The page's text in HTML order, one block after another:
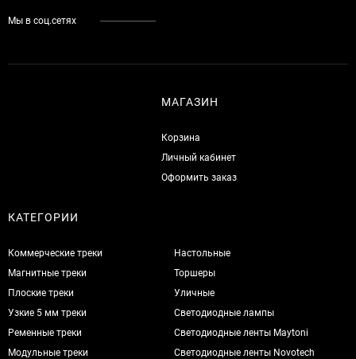
Мы в соц.сетях
МАГАЗИН
Корзина
Личный кабинет
Оформить заказ
КАТЕГОРИИ
Коммерческие треки
Магнитные треки
Плоские треки
Узкие 5 мм треки
Ременные треки
Модульные треки
Настольные
Торшеры
Уличные
Светодиодные лампы
Светодиодные ленты Maytoni
Светодиодные ленты Novotech